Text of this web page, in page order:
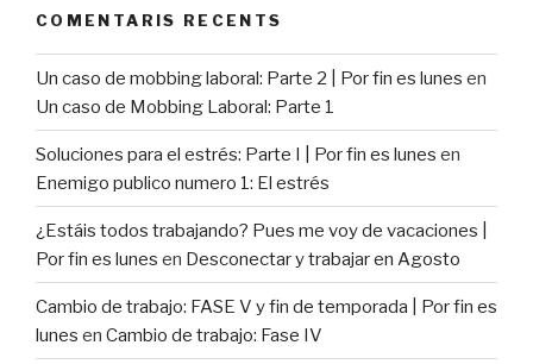
COMENTARIS RECENTS
Un caso de mobbing laboral: Parte 2 | Por fin es lunes en
Un caso de Mobbing Laboral: Parte 1
Soluciones para el estrés: Parte I | Por fin es lunes en
Enemigo publico numero 1: El estrés
¿Estáis todos trabajando? Pues me voy de vacaciones |
Por fin es lunes en Desconectar y trabajar en Agosto
Cambio de trabajo: FASE V y fin de temporada | Por fin es
lunes en Cambio de trabajo: Fase IV